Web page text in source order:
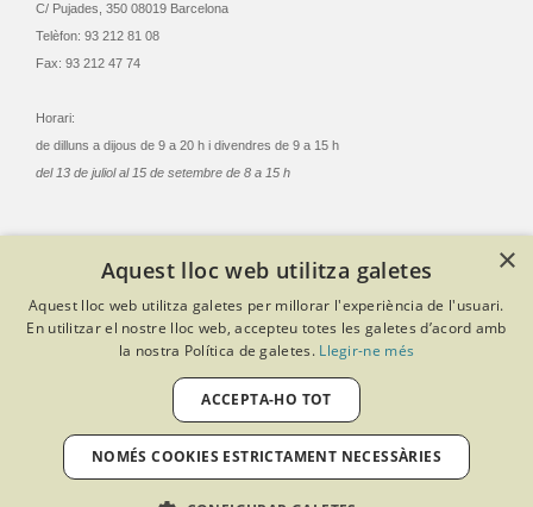
C/ Pujades, 350 08019 Barcelona
Telèfon: 93 212 81 08
Fax: 93 212 47 74
Horari:
de dilluns a dijous de 9 a 20 h i divendres de 9 a 15 h
del 13 de juliol al 15 de setembre de 8 a 15 h
© Col·legi Oficial Infermeres i Infermers de Barcelona
Criteris de privacitat
Política de cookies
Avís legal
Política de protecció de dades
Política de qualitat
Desenvolupat amb Softeng Portal Builder
×
Aquest lloc web utilitza galetes
Aquest lloc web utilitza galetes per millorar l'experiència de l'usuari.
En utilitzar el nostre lloc web, accepteu totes les galetes d’acord amb
la nostra Política de galetes. Llegir-ne més
ACCEPTA-HO TOT
NOMÉS COOKIES ESTRICTAMENT NECESSÀRIES